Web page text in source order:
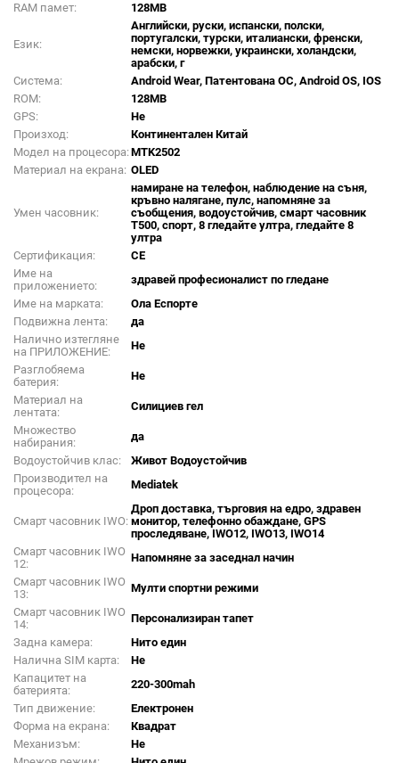
RAM памет:
128MB
Език:
Английски, руски, испански, полски,
португалски, турски, италиански, френски,
немски, норвежки, украински, холандски,
арабски, г
Система:
Android Wear, Патентована ОС, Android OS, IOS
ROM:
128MB
GPS:
Не
Произход:
Континентален Китай
Модел на процесора: MTK2502
Материал на екрана: OLED
Умен часовник:
намиране на телефон, наблюдение на съня,
кръвно налягане, пулс, напомняне за
съобщения, водоустойчив, смарт часовник
T500, спорт, 8 гледайте ултра, гледайте 8
ултра
Сертификация:
CE
Име на
приложението:
здравей професионалист по гледане
Име на марката:
Ола Еспорте
Подвижна лента:
да
Налично изтегляне
на ПРИЛОЖЕНИЕ:
Не
Разглобяема
батерия:
Не
Материал на
лентата:
Силициев гел
Множество
набирания:
да
Водоустойчив клас:
Живот Водоустойчив
Производител на
процесора:
Mediatek
Смарт часовник IWO:
Дроп доставка, търговия на едро, здравен
монитор, телефонно обаждане, GPS
проследяване, IWO12, IWO13, IWO14
Смарт часовник IWO
12:
Напомняне за заседнал начин
Смарт часовник IWO
13:
Мулти спортни режими
Смарт часовник IWO
14:
Персонализиран тапет
Задна камера:
Нито един
Налична SIM карта:
Не
Капацитет на
батерията:
220-300mah
Тип движение:
Електронен
Форма на екрана:
Квадрат
Механизъм:
Не